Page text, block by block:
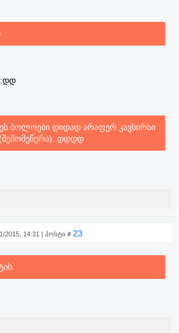
აქ.!
ეს ბოლოები დიდად არაფერ კავსირსი
2015, 14:31 | პოსტი # 23